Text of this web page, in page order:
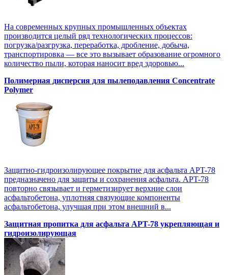
На современных крупных промышленных объектах
производится целый ряд технологических процессов:
погрузка/разгрузка, переработка, дробление, добыча,
транспортировка — все это вызывает образование огромного
количество пыли, которая наносит вред здоровью...
Полимерная дисперсия для пылеподавления Concentrate
Polymer
Защитно-гидроизолирующее покрытие для асфальта APT-78
предназначено для защиты и сохранения асфальта. APT-78
повторно связывает и герметизирует верхние слои
асфальтобетона, уплотняя связующие компоненты
асфальтобетона, улучшая при этом внешний в...
Защитная пропитка для асфальта APT-78 укрепляющая и
гидроизолирующая